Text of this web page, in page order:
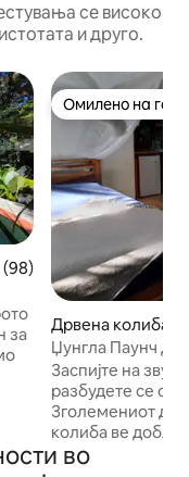
се високо
и друго.
оцена: 5,0 од 5,
(98)
за
Омилено на
Омилено на
Дрвена колиба
l Toro Province
Џунгла Паунч
минути
Заспијте на
разбудете се со
Зголемениот
колиба ве
дрвото и дивиот
во